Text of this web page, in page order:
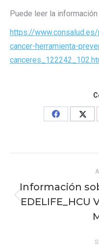
Puede leer la
https://
cancer-herramienta-
Share
entre
Información
EDELIFE_HCU